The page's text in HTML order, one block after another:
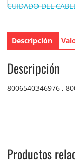
CUIDADO DEL
Descripción
Descripción
8006540346976 ,
Productos